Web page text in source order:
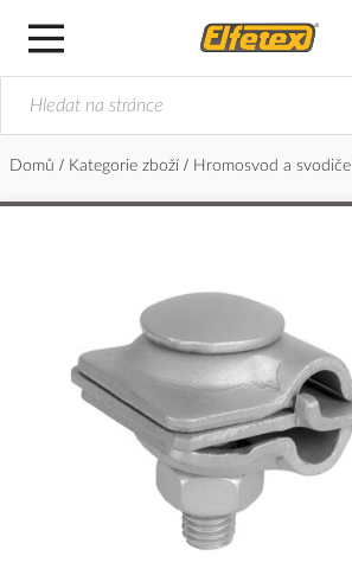
Domů Kategorie zboží Hromosvod a svodiče
obrázky